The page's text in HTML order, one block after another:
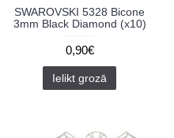
SWAROVSKI 5328 Bicone
3mm Black Diamond (x10)
0,90€
Ielikt grozā